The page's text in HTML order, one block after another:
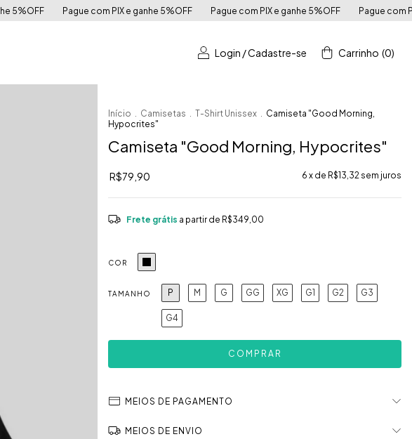
PIX e ganhe 5%OFF Pague com PIX e ganhe 5%OFF Pague com PIX e ganhe 5%OFF
Login /Cadastre-se Carrinho (0)
Início . Camisetas . T-Shirt Unissex . Camiseta "Good Morning,
Hypocrites"
Camiseta "Good Morning, Hypocrites"
R$79,90 6 x de R$13,32 sem juros
Frete grátis a partir de R$349,00
COR
TAMANHO P M G GG XG G1 G2 G3
G4
MEIOS DE PAGAMENTO
MEIOS DE ENVIO